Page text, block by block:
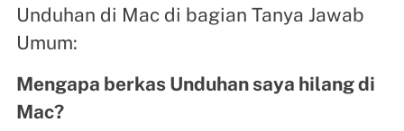
Unduhan di Mac di bagian Tanya Jawab
Umum:
Mengapa berkas Unduhan saya hilang di
Mac?